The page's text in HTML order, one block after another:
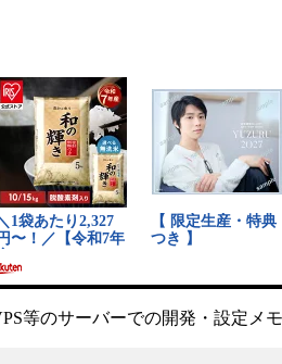
等のサーバーでの開発・設定メモ